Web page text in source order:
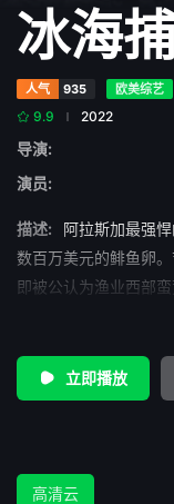
冰海
人气 935 欧美综艺
9.9 2022
导演:
演员:
描述:
阿拉斯加最强
数百万美元的鲱鱼卵
即被公认为渔业西部
获量丰厚，而高额的
战。
立即播放
高清云